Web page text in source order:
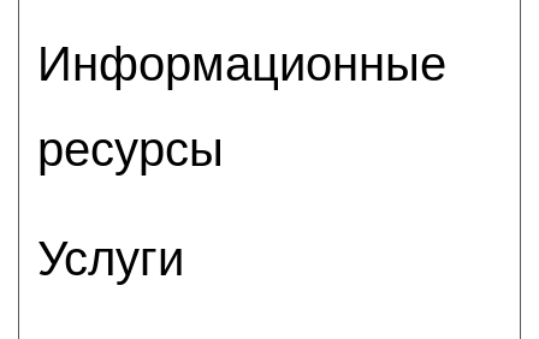
Информационные
ресурсы
Услуги